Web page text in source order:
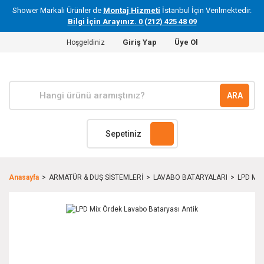
Shower Markalı Ürünler de Montaj Hizmeti İstanbul İçin Verilmektedir.
Bilgi İçin Arayınız. 0 (212) 425 48 09
Hoşgeldiniz Giriş Yap Üye Ol
ARA
Sepetiniz
Anasayfa ARMATÜR & DUŞ SİSTEMLERİ LAVABO BATARYALARI LPD